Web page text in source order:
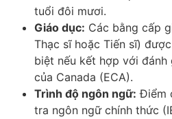
tuổi đôi mươi.
Giáo dục: Các bằng cấp
Thạc sĩ hoặc Tiến sĩ)
biệt nếu kết hợp với
của Canada (ECA).
Trình độ ngôn ngữ: Điểm
tra ngôn ngữ chính thức